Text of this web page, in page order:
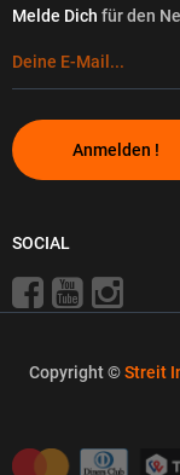
Melde Dich für den
Anmelden !
SOCIAL
Copyright ©Streit